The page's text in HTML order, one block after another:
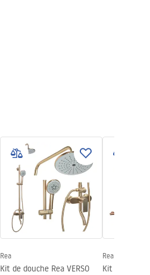
Rea
Kit de douche Rea VERSO
Rea
Kit de